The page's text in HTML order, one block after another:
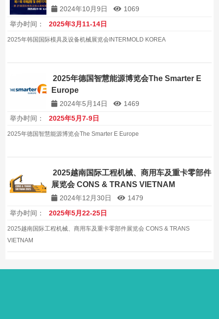
2024年10月9日
1069
举办时间：
2025年3月11-14日
2025年韩国国际模具及设备机械展览会INTERMOLD KOREA
2025年德国智慧能源博览会The Smarter E
Europe
2024年5月14日
1469
举办时间：
2025年5月7-9日
2025年德国智慧能源博览会The Smarter E Europe
2025越南国际工程机械、商用车及重卡零部件
展览会 CONS & TRANS VIETNAM
2024年12月30日
1479
举办时间：
2025年5月22-25日
2025越南国际工程机械、商用车及重卡零部件展览会 CONS & TRANS
VIETNAM